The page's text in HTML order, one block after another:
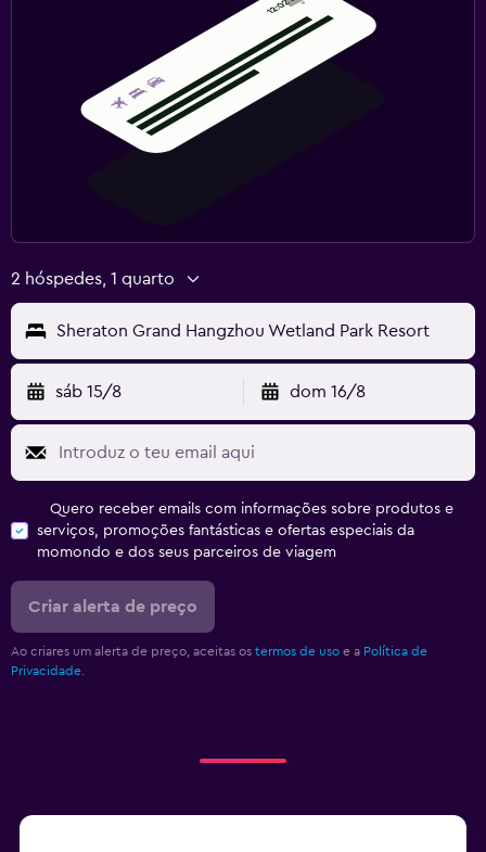
Multimédia e entretenimento
TV Cabo ou TV por satélite
Área de trabalho
2 hóspedes, 1 quarto
Sheraton Grand Hangzhou Wetland Park Resort
sáb 15/8 dom 16/8
Quero receber emails com informações sobre produtos e
serviços, promoções fantásticas e ofertas especiais da
momondo e dos seus parceiros de viagem
Criar alerta de preço
Ao criares um alerta de preço, aceitas os termos de uso e a Política de
Privacidade.